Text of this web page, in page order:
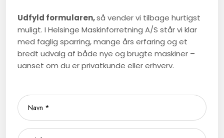
Udfyld formularen,så vender vi tilbage hurtigst
muligt. I Helsinge Maskinforretning A/S står vi klar
med faglig sparring, mange års erfaring og et
bredt udvalg af både nye og brugte maskiner –
uanset om du er privatkunde eller erhverv.